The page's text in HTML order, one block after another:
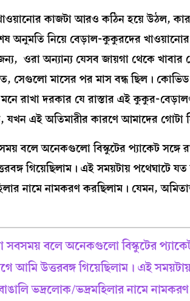
কাজটা আরও কঠিন হয়ে উঠল,
অনুমতি নিয়ে বেড়াল-কুকুরদের খাওয়ানোর
ওরা অন্যান্য যেসব জায়গা থেকে
সেগুলো মাসের পর মাস বন্ধ ছিল।
রাখা দরকার যে রাস্তার এই কুকুর-
এই অতিমারীর কারণে আমাদের গোটা
বলে অনেকগুলো বিস্কুটের প্যাকেট সঙ্গে
গিয়েছিলাম। এই সময়টায় পথেঘাটে
নামে নামকরণ করছিলাম। যেমন,
সবসময় বলে অনেকগুলো বিস্কুটের
আমি উত্তরবঙ্গ গিয়েছিলাম। এই
ভদ্রলোক/ভদ্রমহিলার নামে